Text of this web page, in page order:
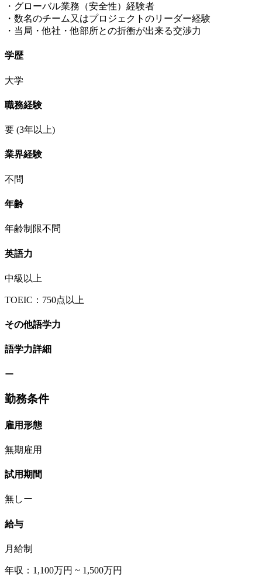
・グローバル業務（安全性）経験者
・数名のチーム又はプロジェクトのリーダー経験
・当局・他社・他部所との折衝が出来る交渉力
学歴
大学
職務経験
要 (3年以上)
業界経験
不問
年齢
年齢制限不問
英語力
中級以上
TOEIC：750点以上
その他語学力
語学力詳細
ー
勤務条件
雇用形態
無期雇用
試用期間
無しー
給与
月給制
年収：1,100万円 ~ 1,500万円